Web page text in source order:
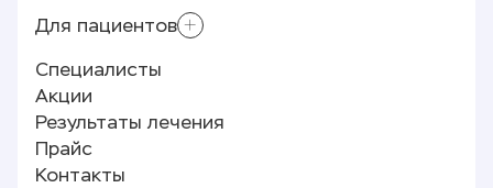
Приём хирурга-флеболога
Минифлебэктомия
Лазерное лечение варикоза (ЭВЛК)
Контролирующие органы
Реквизиты
О клинике
Отзывы
Новости
Для пациентов
Памятка пациенту
Полезные статьи
Специалисты
Акции
Результаты лечения
Прайс
Контакты